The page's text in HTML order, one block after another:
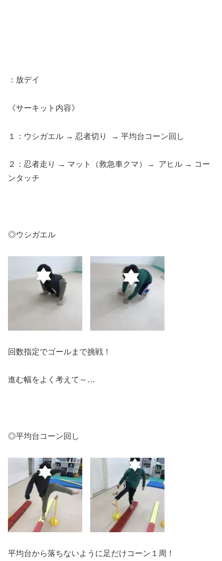
：放デイ
《サーキット内容》
１：ウシガエル → 忍者切り → 平均台コーン回し
２：忍者走り → マット（救急車クマ）→ アヒル → コー
ンタッチ
◎ウシガエル
回数指定でゴールまで挑戦！
進む幅をよく考えて～…
◎平均台コーン回し
平均台から落ちないように足だけコーン１周！